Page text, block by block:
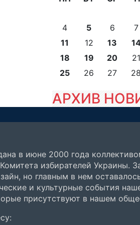
4
5 6 7
11
12 13
18
19 20 21
25
26 27 28
АРХИВ
в июне 2000 года
избирателей Украины.
но главным в нем
и культурные события
присутствуют в нашем